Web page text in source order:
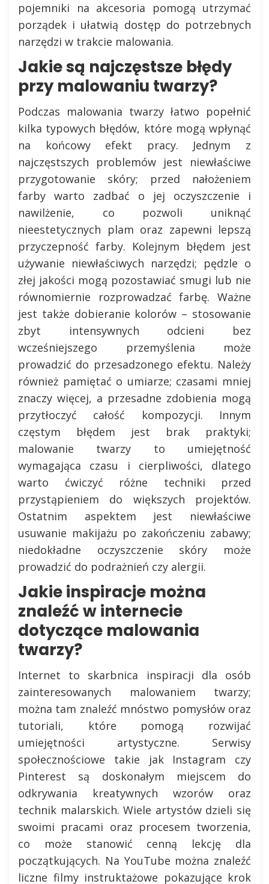
pojemniki na akcesoria pomogą utrzymać
porządek i ułatwią dostęp do potrzebnych
narzędzi w trakcie malowania.
Jakie są najczęstsze błędy
przy malowaniu twarzy?
Podczas malowania twarzy łatwo popełnić
kilka typowych błędów, które mogą wpłynąć
na końcowy efekt pracy. Jednym z
najczęstszych problemów jest niewłaściwe
przygotowanie skóry; przed nałożeniem
farby warto zadbać o jej oczyszczenie i
nawilżenie, co pozwoli uniknąć
nieestetycznych plam oraz zapewni lepszą
przyczepność farby. Kolejnym błędem jest
używanie niewłaściwych narzędzi; pędzle o
złej jakości mogą pozostawiać smugi lub nie
równomiernie rozprowadzać farbę. Ważne
jest także dobieranie kolorów – stosowanie
zbyt intensywnych odcieni bez
wcześniejszego przemyślenia może
prowadzić do przesadzonego efektu. Należy
również pamiętać o umiarze; czasami mniej
znaczy więcej, a przesadne zdobienia mogą
przytłoczyć całość kompozycji. Innym
częstym błędem jest brak praktyki;
malowanie twarzy to umiejętność
wymagająca czasu i cierpliwości, dlatego
warto ćwiczyć różne techniki przed
przystąpieniem do większych projektów.
Ostatnim aspektem jest niewłaściwe
usuwanie makijażu po zakończeniu zabawy;
niedokładne oczyszczenie skóry może
prowadzić do podrażnień czy alergii.
Jakie inspiracje można
znaleźć w internecie
dotyczące malowania
twarzy?
Internet to skarbnica inspiracji dla osób
zainteresowanych malowaniem twarzy;
można tam znaleźć mnóstwo pomysłów oraz
tutoriali, które pomogą rozwijać
umiejętności artystyczne. Serwisy
społecznościowe takie jak Instagram czy
Pinterest są doskonałym miejscem do
odkrywania kreatywnych wzorów oraz
technik malarskich. Wiele artystów dzieli się
swoimi pracami oraz procesem tworzenia,
co może stanowić cenną lekcję dla
początkujących. Na YouTube można znaleźć
liczne filmy instruktażowe pokazujące krok